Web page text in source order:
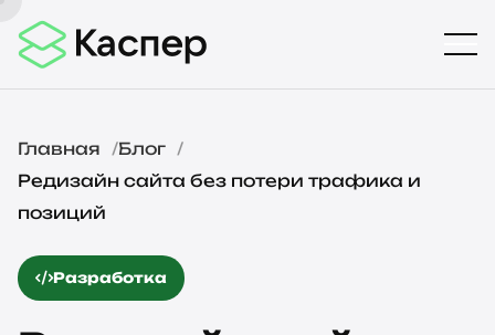
Главная
Блог
Редизайн сайта без потери трафика и
позиций
Разработка